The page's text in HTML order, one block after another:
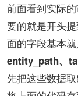
前面看到实际
要的就是开头
面的字段基本
entity_path、
先把这些数据取